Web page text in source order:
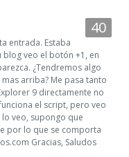
entrada. Estaba
veo el botón +1, en
¿Tendremos algo
arriba? Me pasa tanto
9 directamente no
el script, pero veo
veo, supongo que
por lo que se comporta
Gracias, Saludos